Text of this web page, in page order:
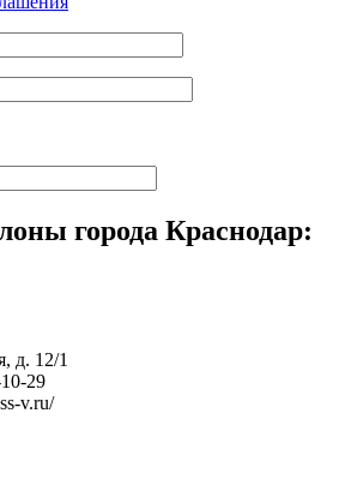
города Краснодар:
д. 12/1
29
v.ru/